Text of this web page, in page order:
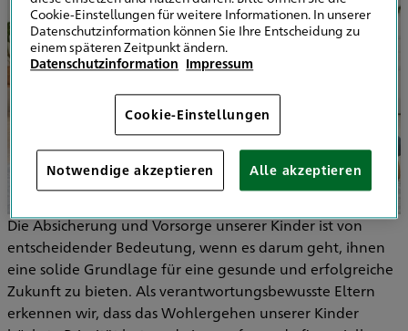
Die Absicherung und Vorsorge unserer Kinder ist von
entscheidender Bedeutung, wenn es darum geht, ihnen
eine solide Grundlage für eine gesunde und erfolgreiche
Zukunft zu bieten. Als verantwortungsbewusste Eltern
erkennen wir, dass das Wohlergehen unserer Kinder
Cookie-Einstellungen für weitere Informationen. In unserer
Datenschutzinformation können Sie Ihre Entscheidung zu
einem späteren Zeitpunkt ändern.
Datenschutzinformation Impressum
Cookie-Einstellungen
Notwendige akzeptieren Alle akzeptieren